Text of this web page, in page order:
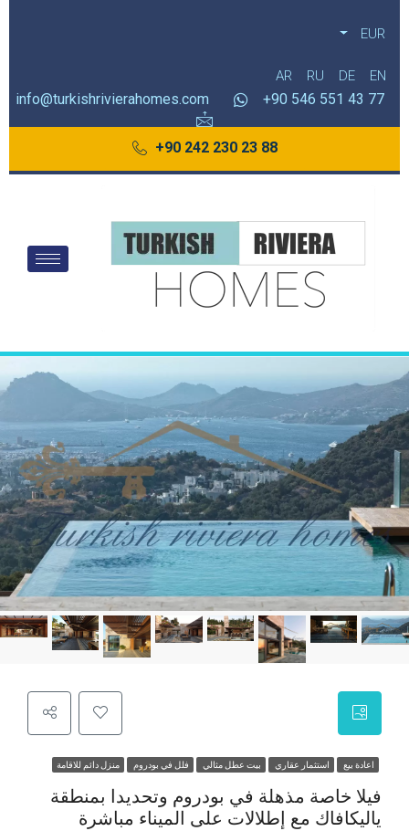
EUR
EN
DE
RU
AR
77 43 551 546 90+
info@turkishrivierahomes.com
88 23 230 242 90+
اعادة بيع استثمار عقاري بيت عطل مثالي فلل في بودروم منزل دائم للاقامة
فيلا خاصة مذهلة في بودروم وتحديدا بمنطقة
ياليكافاك مع إطلالات على الميناء مباشرة